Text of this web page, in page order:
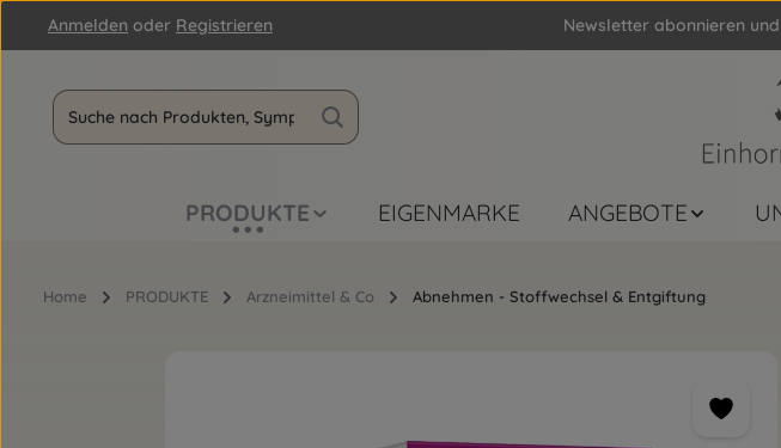
Hauptinhalt springen
Zur Suche springen
Zur Hauptnavigation springen
Anmelden oder Registrieren Newsletter abonnieren
PRODUKTE EIGENMARKE ANGEBOTE
Home PRODUKTE Arzneimittel & Co Abnehmen - Stoffwechsel & Entgiftung